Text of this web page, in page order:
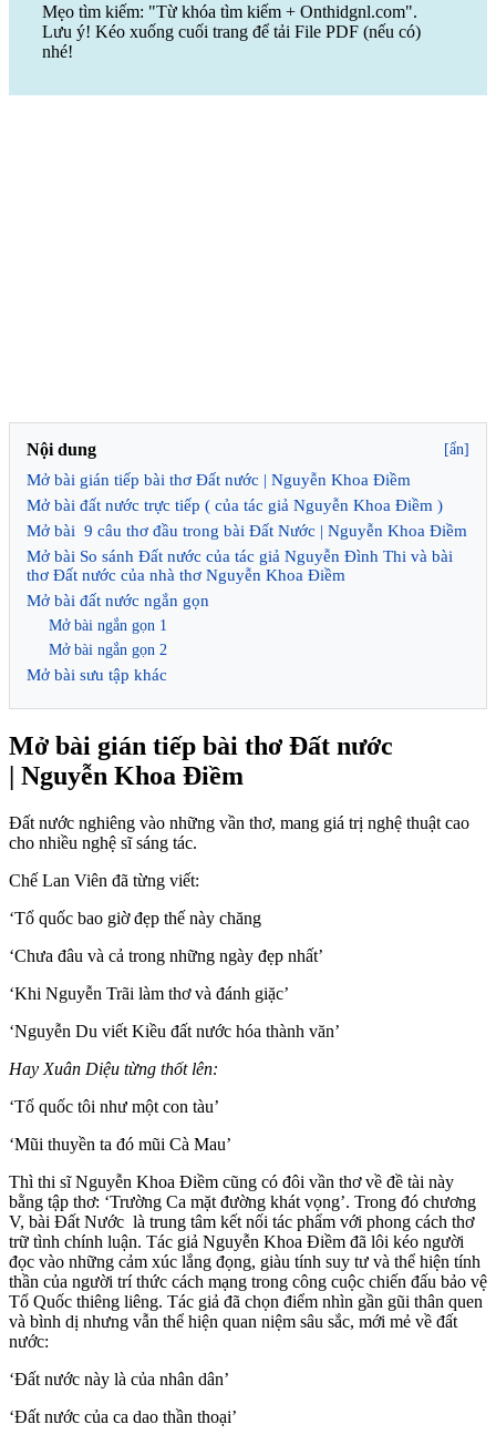
Mẹo tìm kiếm: "Từ khóa tìm kiếm + Onthidgnl.com".
Lưu ý! Kéo xuống cuối trang để tải File PDF (nếu có)
nhé!
Nội dung [ẩn]
Mở bài gián tiếp bài thơ Đất nước | Nguyễn Khoa Điềm
Mở bài đất nước trực tiếp ( của tác giả Nguyễn Khoa Điềm )
Mở bài 9 câu thơ đầu trong bài Đất Nước | Nguyễn Khoa Điềm
Mở bài So sánh Đất nước của tác giả Nguyễn Đình Thi và bài
thơ Đất nước của nhà thơ Nguyễn Khoa Điềm
Mở bài đất nước ngắn gọn
Mở bài ngắn gọn 1
Mở bài ngắn gọn 2
Mở bài sưu tập khác
Mở bài gián tiếp bài thơ Đất nước
| Nguyễn Khoa Điềm
Đất nước nghiêng vào những vần thơ, mang giá trị nghệ thuật cao
cho nhiều nghệ sĩ sáng tác.
Chế Lan Viên đã từng viết:
‘Tổ quốc bao giờ đẹp thế này chăng
‘Chưa đâu và cả trong những ngày đẹp nhất’
‘Khi Nguyễn Trãi làm thơ và đánh giặc’
‘Nguyễn Du viết Kiều đất nước hóa thành văn’
Hay Xuân Diệu từng thốt lên:
‘Tổ quốc tôi như một con tàu’
‘Mũi thuyền ta đó mũi Cà Mau’
Thì thi sĩ Nguyễn Khoa Điềm cũng có đôi vần thơ về đề tài này
bằng tập thơ: ‘Trường Ca mặt đường khát vọng’. Trong đó chương
V, bài Đất Nước là trung tâm kết nối tác phẩm với phong cách thơ
trữ tình chính luận. Tác giả Nguyễn Khoa Điềm đã lôi kéo người
đọc vào những cảm xúc lắng đọng, giàu tính suy tư và thể hiện tính
thần của người trí thức cách mạng trong công cuộc chiến đấu bảo vệ
Tổ Quốc thiêng liêng. Tác giả đã chọn điểm nhìn gần gũi thân quen
và bình dị nhưng vẫn thể hiện quan niệm sâu sắc, mới mẻ về đất
nước:
‘Đất nước này là của nhân dân’
‘Đất nước của ca dao thần thoại’